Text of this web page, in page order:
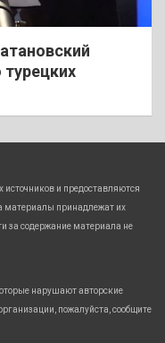
и предоставляются
материалы принадлежат их
за содержание материала не
нарушают авторские
пожалуйста, сообщите